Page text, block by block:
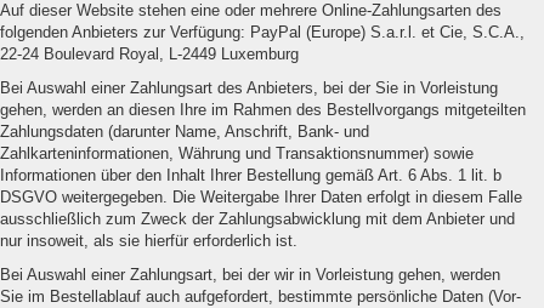
Auf dieser Website stehen eine oder mehrere Online-Zahlungsarten des
folgenden Anbieters zur Verfügung: PayPal (Europe) S.a.r.l. et Cie, S.C.A.,
22-24 Boulevard Royal, L-2449 Luxemburg
Bei Auswahl einer Zahlungsart des Anbieters, bei der Sie in Vorleistung
gehen, werden an diesen Ihre im Rahmen des Bestellvorgangs mitgeteilten
Zahlungsdaten (darunter Name, Anschrift, Bank- und
Zahlkarteninformationen, Währung und Transaktionsnummer) sowie
Informationen über den Inhalt Ihrer Bestellung gemäß Art. 6 Abs. 1 lit. b
DSGVO weitergegeben. Die Weitergabe Ihrer Daten erfolgt in diesem Falle
ausschließlich zum Zweck der Zahlungsabwicklung mit dem Anbieter und
nur insoweit, als sie hierfür erforderlich ist.
Bei Auswahl einer Zahlungsart, bei der wir in Vorleistung gehen, werden
Sie im Bestellablauf auch aufgefordert, bestimmte persönliche Daten (Vor-